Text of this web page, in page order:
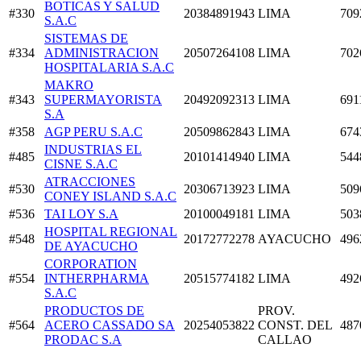
#330
BOTICAS Y SALUD
S.A.C
20384891943 LIMA
#334
SISTEMAS DE
ADMINISTRACION
HOSPITALARIA S.A.C
20507264108 LIMA
#343
MAKRO
SUPERMAYORISTA
S.A
20492092313 LIMA
#358 AGP PERU S.A.C 20509862843 LIMA
#485
INDUSTRIAS EL
CISNE S.A.C
20101414940 LIMA
#530
ATRACCIONES
CONEY ISLAND S.A.C
20306713923 LIMA
#536
TAI LOY S.A 20100049181 LIMA
#548
HOSPITAL REGIONAL
DE AYACUCHO
20172772278 AYACUCHO
#554
CORPORATION
INTHERPHARMA
S.A.C
20515774182 LIMA
#564
PRODUCTOS DE
ACERO CASSADO SA
PRODAC S.A
20254053822
PROV.
CONST. DEL
CALLAO